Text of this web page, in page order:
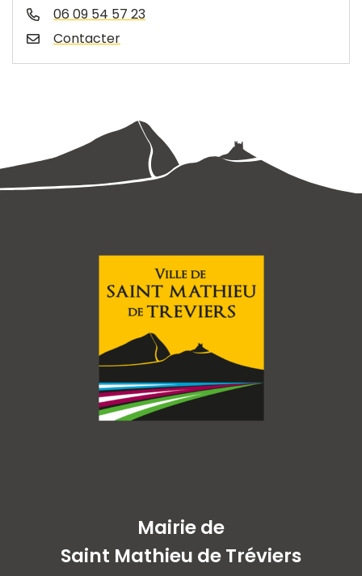
06 09 54 57 23
Contacter
Mairie de
Saint Mathieu de Tréviers